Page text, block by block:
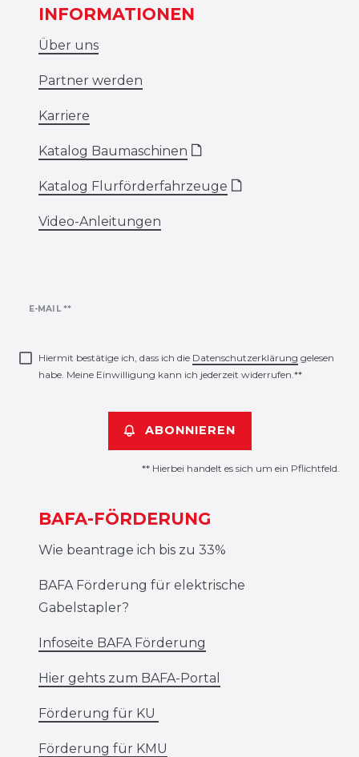
INFORMATIONEN
Über uns
Partner werden
Karriere
Katalog Baumaschinen 🗋
Katalog Flurförderfahrzeuge 🗋
Video-Anleitungen
E-MAIL **
Newsletter
Hiermit bestätige ich, dass ich die Daten­schutz­erklärung gelesen
habe. Meine Einwilligung kann ich jederzeit widerrufen.**
ABONNIEREN
** Hierbei handelt es sich um ein Pflichtfeld.
BAFA-FÖRDERUNG
Wie beantrage ich bis zu 33%
BAFA Förderung für elektrische
Gabelstapler?
Infoseite BAFA Förderung
Hier gehts zum BAFA-Portal
Förderung für KU
Förderung für KMU